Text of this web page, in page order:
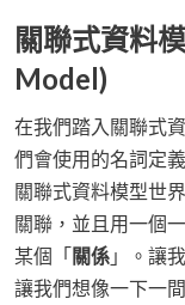
關聯式資料
Model)
在我們踏入關聯式
們會使用的名詞定義
關聯式資料模型世
關聯，並且用一個
某個「 關係 」。讓
讓我們想像一下一